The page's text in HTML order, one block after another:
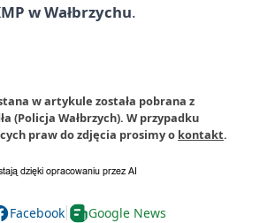
w Wałbrzychu.
w artykule została pobrana z
(Policja Wałbrzych). W przypadku
praw do zdjęcia prosimy o kontakt.
Facebook Google News